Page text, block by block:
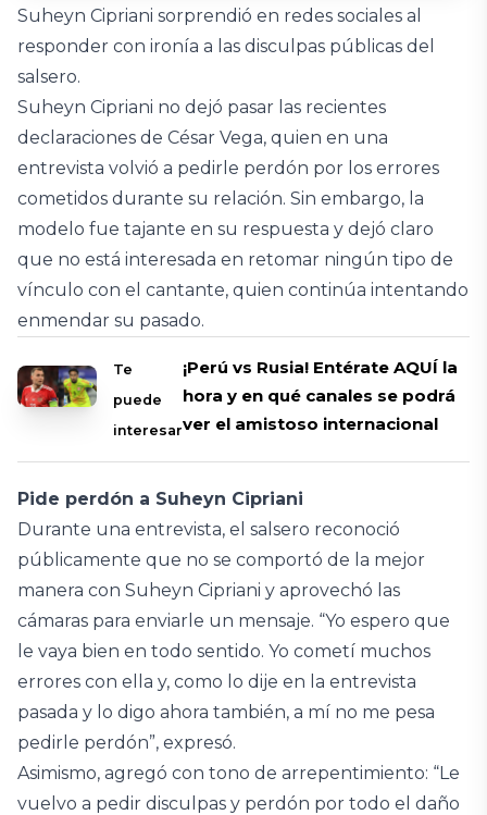
Suheyn Cipriani sorprendió en redes sociales al
responder con ironía a las disculpas públicas del
salsero.
Suheyn Cipriani no dejó pasar las recientes
declaraciones de César Vega, quien en una
entrevista volvió a pedirle perdón por los errores
cometidos durante su relación. Sin embargo, la
modelo fue tajante en su respuesta y dejó claro
que no está interesada en retomar ningún tipo de
vínculo con el cantante, quien continúa intentando
enmendar su pasado.
Te
puede
interesar
¡Perú vs Rusia! Entérate AQUÍ la
hora y en qué canales se podrá
ver el amistoso internacional
Pide perdón a Suheyn Cipriani
Durante una entrevista, el salsero reconoció
públicamente que no se comportó de la mejor
manera con Suheyn Cipriani y aprovechó las
cámaras para enviarle un mensaje. “Yo espero que
le vaya bien en todo sentido. Yo cometí muchos
errores con ella y, como lo dije en la entrevista
pasada y lo digo ahora también, a mí no me pesa
pedirle perdón”, expresó.
Asimismo, agregó con tono de arrepentimiento: “Le
vuelvo a pedir disculpas y perdón por todo el daño